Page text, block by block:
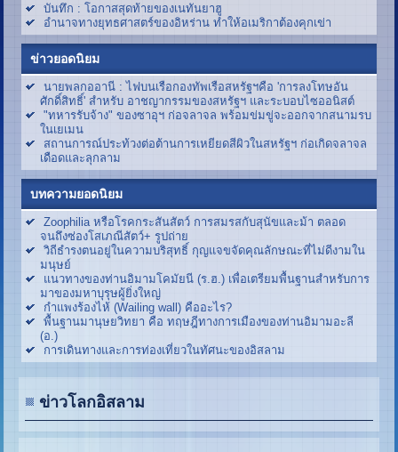
บันทึก : โอกาสสุดท้ายของเนทันยาฮู
อำนาจทางยุทธศาสตร์ของอิหร่าน ทำให้อเมริกาต้องคุกเข่า
ข่าวยอดนิยม
นายพลกออานี : ไฟบนเรือกองทัพเรือสหรัฐฯคือ 'การลงโทษอัน
ศักดิ์สิทธิ์' สำหรับ อาชญากรรมของสหรัฐฯ และระบอบไซออนิสต์
"ทหารรับจ้าง" ของซาอุฯ ก่อจลาจล พร้อมข่มขู่จะออกจากสนามรบ
ในเยเมน
สถานการณ์ประท้วงต่อต้านการเหยียดสีผิวในสหรัฐฯ ก่อเกิดจลาจล
เดือดและลุกลาม
บทความยอดนิยม
Zoophilia หรือโรคกระสันสัตว์ การสมรสกับสุนัขและม้า ตลอด
จนถึงซ่องโสเภณีสัตว์+ รูปถ่าย
วิถีธำรงตนอยู่ในความบริสุทธิ์ กุญแจขจัดคุณลักษณะที่ไม่ดีงามใน
มนุษย์
แนวทางของท่านอิมามโคมัยนี (ร.ฮ.) เพื่อเตรียมพื้นฐานสำหรับการ
มาของมหาบุรุษผู้ยิ่งใหญ่
กำแพงร้องไห้ (Wailing wall) คืออะไร?
พื้นฐานมานุษยวิทยา คือ ทฤษฎีทางการเมืองของท่านอิมามอะลี
(อ.)
การเดินทางและการท่องเที่ยวในทัศนะของอิสลาม
ข่าวโลกอิสลาม